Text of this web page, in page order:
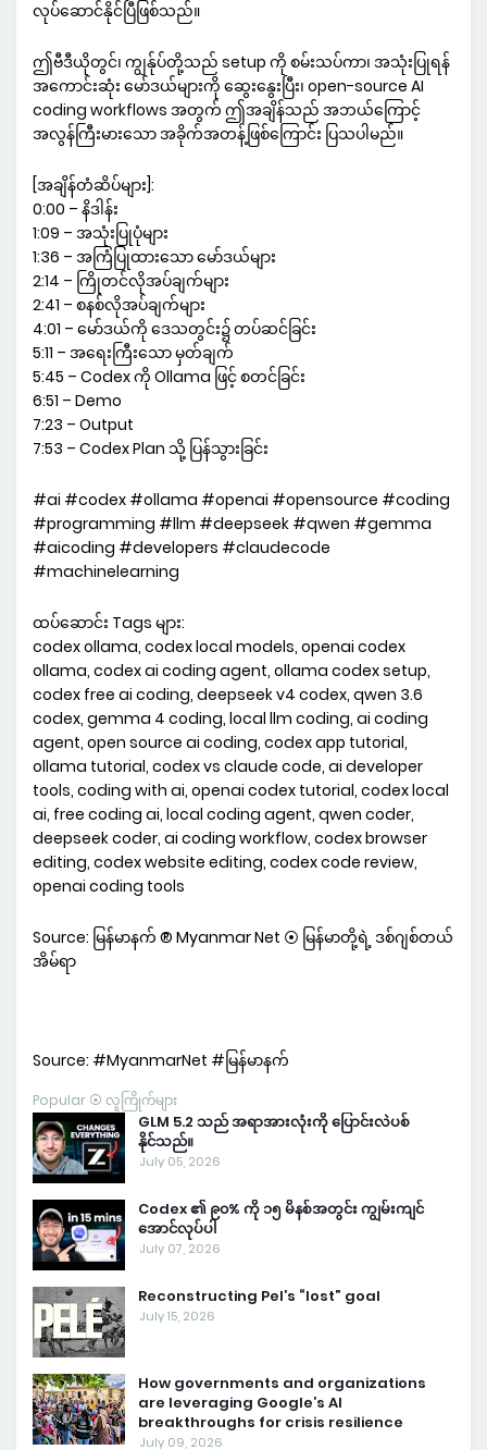
လုပ်ဆောင်နိုင်ပြီဖြစ်သည်။
ဤဗီဒီယိုတွင်၊ ကျွန်ုပ်တို့သည် setup ကို စမ်းသပ်ကာ၊ အသုံးပြုရန်
အကောင်းဆုံး မော်ဒယ်များကို ဆွေးနွေးပြီး၊ open-source AI
coding workflows အတွက် ဤအချိန်သည် အဘယ်ကြောင့်
အလွန်ကြီးမားသော အခိုက်အတန့်ဖြစ်ကြောင်း ပြသပါမည်။
[အချိန်တံဆိပ်များ]:
0:00 – နိဒါန်း
1:09 – အသုံးပြုပုံများ
1:36 – အကြံပြုထားသော မော်ဒယ်များ
2:14 – ကြိုတင်လိုအပ်ချက်များ
2:41 – စနစ်လိုအပ်ချက်များ
4:01 – မော်ဒယ်ကို ဒေသတွင်း၌ တပ်ဆင်ခြင်း
5:11 – အရေးကြီးသော မှတ်ချက်
5:45 – Codex ကို Ollama ဖြင့် စတင်ခြင်း
6:51 – Demo
7:23 – Output
7:53 – Codex Plan သို့ ပြန်သွားခြင်း
#ai #codex #ollama #openai #opensource #coding
#programming #llm #deepseek #qwen #gemma
#aicoding #developers #claudecode
#machinelearning
ထပ်ဆောင်း Tags များ:
codex ollama, codex local models, openai codex
ollama, codex ai coding agent, ollama codex setup,
codex free ai coding, deepseek v4 codex, qwen 3.6
codex, gemma 4 coding, local llm coding, ai coding
agent, open source ai coding, codex app tutorial,
ollama tutorial, codex vs claude code, ai developer
tools, coding with ai, openai codex tutorial, codex local
ai, free coding ai, local coding agent, qwen coder,
deepseek coder, ai coding workflow, codex browser
editing, codex website editing, codex code review,
openai coding tools
Source: မြန်မာနက် ® Myanmar Net ⦿ မြန်မာတို့ရဲ့ ဒစ်ဂျစ်တယ်
အိမ်ရာ
Source: #MyanmarNet #မြန်မာနက်
Popular ⦿ လူကြိုက်များ
GLM 5.2 သည် အရာအားလုံးကို ပြောင်းလဲပစ်
နိုင်သည်။
July 05, 2026
Codex ၏ ၉၀% ကို ၁၅ မိနစ်အတွင်း ကျွမ်းကျင်
အောင်လုပ်ပါ
July 07, 2026
Reconstructing Pel’s “lost” goal
July 15, 2026
How governments and organizations
are leveraging Google’s AI
breakthroughs for crisis resilience
July 09, 2026